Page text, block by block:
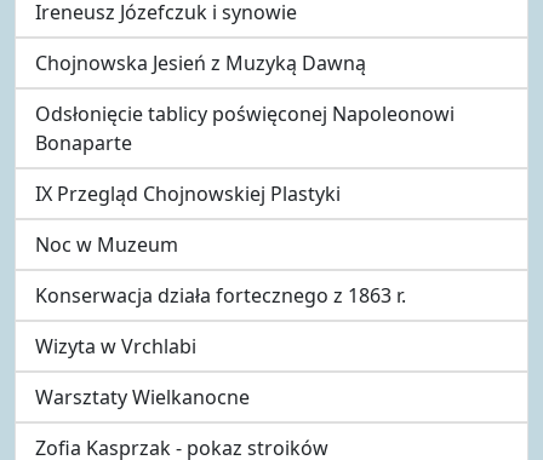
Ireneusz Józefczuk i synowie
Chojnowska Jesień z Muzyką Dawną
Odsłonięcie tablicy poświęconej Napoleonowi
Bonaparte
IX Przegląd Chojnowskiej Plastyki
Noc w Muzeum
Konserwacja działa fortecznego z 1863 r.
Wizyta w Vrchlabi
Warsztaty Wielkanocne
Zofia Kasprzak - pokaz stroików